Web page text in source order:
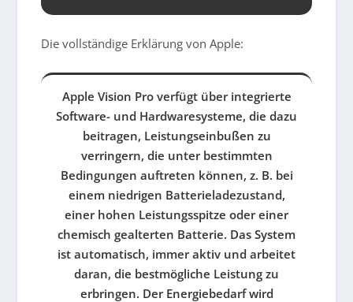
Die vollständige Erklärung von Apple:
Apple Vision Pro verfügt über integrierte
Software- und Hardwaresysteme, die dazu
beitragen, Leistungseinbußen zu
verringern, die unter bestimmten
Bedingungen auftreten können, z. B. bei
einem niedrigen Batterieladezustand,
einer hohen Leistungsspitze oder einer
chemisch gealterten Batterie. Das System
ist automatisch, immer aktiv und arbeitet
daran, die bestmögliche Leistung zu
erbringen. Der Energiebedarf wird